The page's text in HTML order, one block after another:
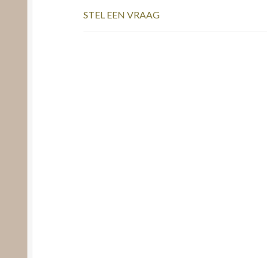
STEL EEN VRAAG